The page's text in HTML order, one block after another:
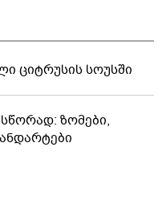
ციტრუსის სოუსში
ზომები,